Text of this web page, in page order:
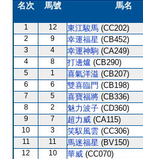
名次 馬號 馬名
1 12 東江駿馬 (CC202)
2 9 幸運福星 (CB452)
3 4 幸運神駒 (CA249)
4 8 打邊爐 (CB290)
5 1 喜氣洋溢 (CB207)
6 6 雙喜臨門 (CB198)
7 5 喜寶福將 (CB336)
8 2 魅力波子 (CD360)
9 7 超力威 (CA115)
10 3 笑馭風雲 (CC306)
11 11 馬迷福星 (BV150)
12 10 華威 (CC070)